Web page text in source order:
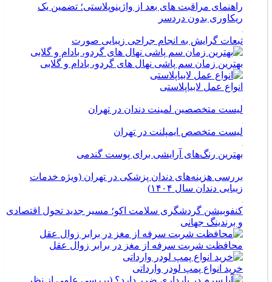
راهنمای مراقبت های بعد از واژینوپلاستی؛ تضمین یک
ریکاوری بدون دردسر
تبعات گرایش به انجام جراحی زیبایی صورت
بهترین زمان سم پاشی نهال های گردو، بادام و گلابی
انواع عمل لابیاپلاستی
لیست متخصصین لمینت دندان در تهران
لیست متخصص ایمپلنت در تهران
بهترین رنگ‌های آرایشی برای پوست گندمی
بررسی هزینه‌های دندان پزشکی در تهران (ویژه خدمات
زیبایی دندان سال ۱۴۰۴)
کنفوبیشن گردشگری سلامت اکو؛ مسیر جدید تحول اقتصادی
و برندینگ جهانی
محافظت شربت سرفه از مغز در برابر زوال عقل
خرید انواع پمپ لودر وارداتی